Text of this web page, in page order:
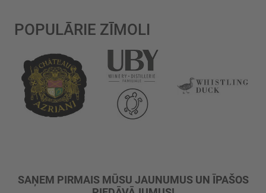
POPULĀRIE ZĪMOLI
SAŅEM PIRMAIS MŪSU JAUNUMUS UN ĪPAŠOS